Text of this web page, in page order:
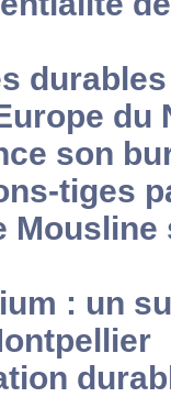
du
son
tiges
: un